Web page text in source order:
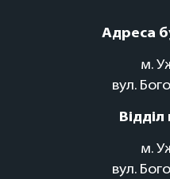
Адреса
м.
вул.
м.
вул.